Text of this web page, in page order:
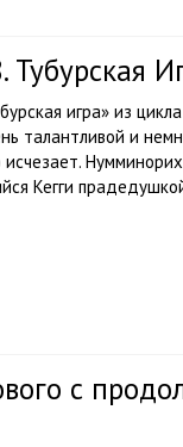
Тубурская
игра» из
талантливой и
исчезает.
Кегги
с